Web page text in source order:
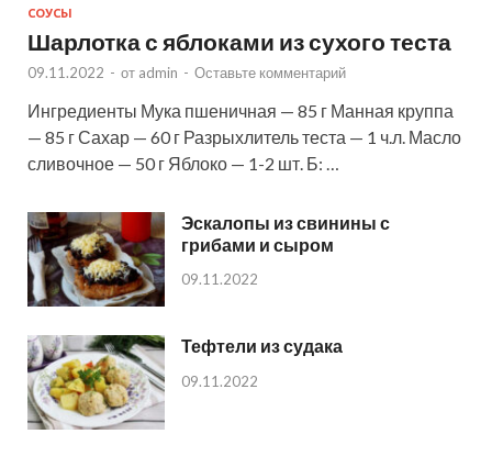
СОУСЫ
Шарлотка с яблоками из сухого теста
09.11.2022 - от admin - Оставьте комментарий
Ингредиенты Мука пшеничная — 85 г Манная круппа
— 85 г Сахар — 60 г Разрыхлитель теста — 1 ч.л. Масло
сливочное — 50 г Яблоко — 1-2 шт. Б: …
Эскалопы из свинины с
грибами и сыром
09.11.2022
Тефтели из судака
09.11.2022